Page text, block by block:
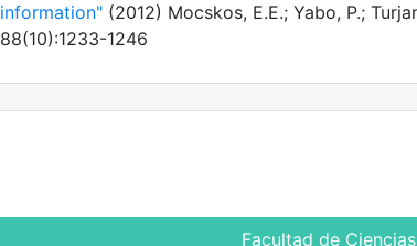
information" (2012) Mocskos, E.E.; Yabo, P.;
88(10):1233-1246
Facultad de